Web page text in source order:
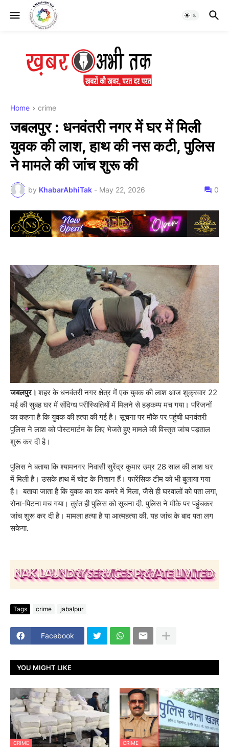
Home crime
जबलपुर : धनवंतरी नगर में घर में मिली
युवक की लाश, हाथ की नस कटी, पुलिस
ने मामले की जांच शुरू की
by KhabarAbhiTak - May 22, 2026 0
जबलपुर।शहर के धनवंतरी नगर क्षेत्र में एक युवक की लाश आज शुक्रवार 22
मई की सुबह घर में संदिग्ध परीस्थितियों में मिलने से हड़कम्प मच गया। परिजनों
का कहना है कि युवक की हत्या की गई है। सूचना पर मौके पर पहुंची धनवंतरी
पुलिस ने लाश को पोस्टमार्टम के लिए भेजते हुए मामले की विस्तृत जांच पड़ताल
शुरू कर दी है।
पुलिस ने बताया कि श्यामनगर निवासी सुरेंद्र कुमार उम्र 28 साल की लाश घर
में मिली है। उसके हाथ में चोट के निशान हैं। फारेंसिक टीम को भी बुलाया गया
है। बताया जाता है कि युवक का शव कमरे में मिला, जैसे ही घरवालों को पता लगा,
रोना-पिटना मच गया। तुरंत ही पुलिस को सूचना दी. पुलिस ने मौके पर पहुंचकर
जांच शुरू कर दी है। मामला हत्या है या आत्महत्या की. यह जांच के बाद पता लग
सकेगा.
Tags crime jabalpur
Facebook
YOU MIGHT LIKE
CRIME CRIME